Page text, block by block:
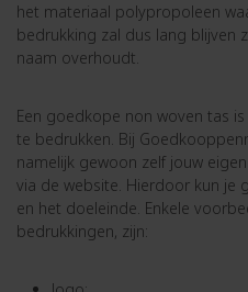
het materiaal polypropoleen
bedrukking zal dus lang blijven
naam overhoudt.
Een goedkope non woven tas
te bedrukken. Bij
namelijk gewoon zelf jouw
via de website. Hierdoor kun
en het doeleinde. Enkele
bedrukkingen, zijn: